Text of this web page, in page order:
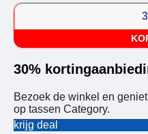
30%
Bezoek de winkel en
op tassen Category.
krijg deal